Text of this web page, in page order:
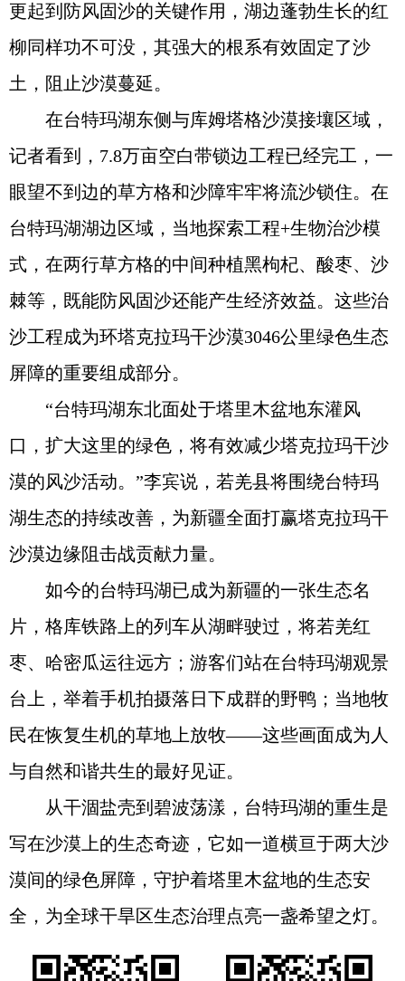
更起到防风固沙的关键作用，湖边蓬勃生长的红
柳同样功不可没，其强大的根系有效固定了沙
土，阻止沙漠蔓延。
在台特玛湖东侧与库姆塔格沙漠接壤区域，
记者看到，7.8万亩空白带锁边工程已经完工，一
眼望不到边的草方格和沙障牢牢将流沙锁住。在
台特玛湖湖边区域，当地探索工程+生物治沙模
式，在两行草方格的中间种植黑枸杞、酸枣、沙
棘等，既能防风固沙还能产生经济效益。这些治
沙工程成为环塔克拉玛干沙漠3046公里绿色生态
屏障的重要组成部分。
“台特玛湖东北面处于塔里木盆地东灌风
口，扩大这里的绿色，将有效减少塔克拉玛干沙
漠的风沙活动。”李宾说，若羌县将围绕台特玛
湖生态的持续改善，为新疆全面打赢塔克拉玛干
沙漠边缘阻击战贡献力量。
如今的台特玛湖已成为新疆的一张生态名
片，格库铁路上的列车从湖畔驶过，将若羌红
枣、哈密瓜运往远方；游客们站在台特玛湖观景
台上，举着手机拍摄落日下成群的野鸭；当地牧
民在恢复生机的草地上放牧——这些画面成为人
与自然和谐共生的最好见证。
从干涸盐壳到碧波荡漾，台特玛湖的重生是
写在沙漠上的生态奇迹，它如一道横亘于两大沙
漠间的绿色屏障，守护着塔里木盆地的生态安
全，为全球干旱区生态治理点亮一盏希望之灯。